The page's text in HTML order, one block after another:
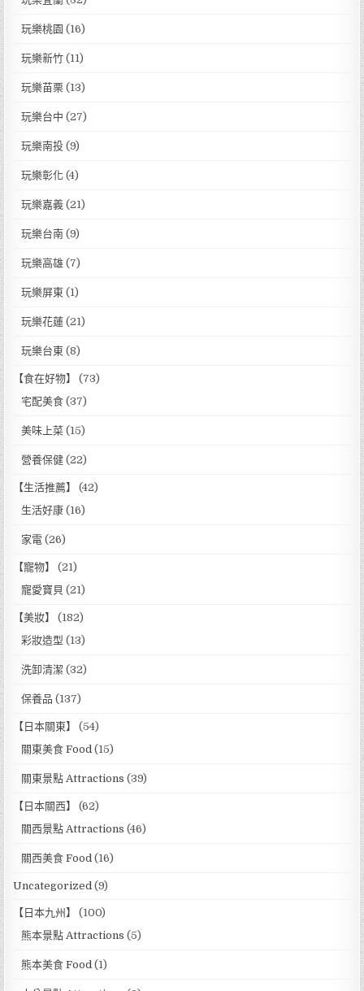
玩樂桃園 (16)
玩樂新竹 (11)
玩樂苗栗 (13)
玩樂台中 (27)
玩樂南投 (9)
玩樂彰化 (4)
玩樂嘉義 (21)
玩樂台南 (9)
玩樂高雄 (7)
玩樂屏東 (1)
玩樂花蓮 (21)
玩樂台東 (8)
【食在好物】
(73)
宅配美食 (37)
美味上菜 (15)
營養保健 (22)
【生活推薦】
(42)
生活好康 (16)
家電 (26)
【寵物】
(21)
寵愛寶貝 (21)
【美妝】
(182)
彩妝造型 (13)
洗卸清潔 (32)
保養品 (137)
【日本關東】
(54)
關東美食 Food (15)
關東景點 Attractions (39)
【日本關西】
(62)
關西景點 Attractions (46)
關西美食 Food (16)
Uncategorized (9)
【日本九州】
(100)
熊本景點 Attractions (5)
熊本美食 Food (1)